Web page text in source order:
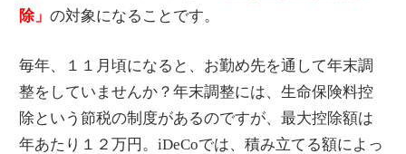
除」の対象になることです。
毎年、１１月頃になると、お勤め先を通して年末調
整をしていませんか？年末調整には、生命保険料控
除という節税の制度があるのですが、最大控除額は
年あたり１２万円。iDeCoでは、積み立てる額によっ